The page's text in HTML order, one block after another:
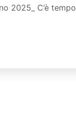
2025_ C’è tempo